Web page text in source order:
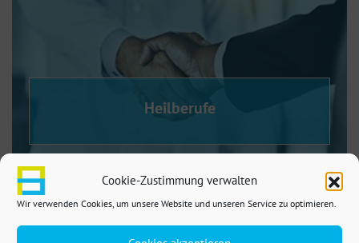
Cookie-Zustimmung verwalten
Wir verwenden Cookies, um unsere Website und unseren Service zu optimieren.
Heilberufe